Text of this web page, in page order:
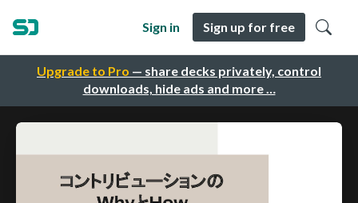
Upgrade to Pro — share decks privately, control
downloads, hide ads and more …
Sign in Sign up for free